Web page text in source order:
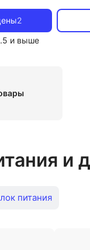
2
и выше
TDM,
и
питания